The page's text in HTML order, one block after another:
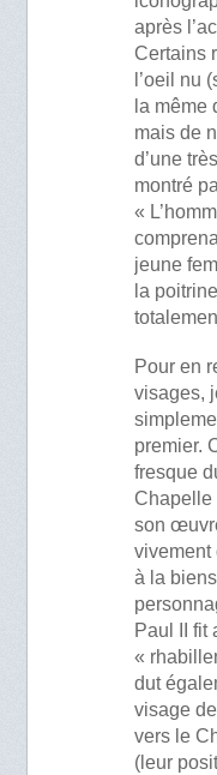
après
Certains
l’oeil nu
la même
mais de
d’une
montré
«
jeune
la
Pour en
visages,
premier.
fresque
Chapelle
son
vivement
à la
Paul II fit
«
dut
visage
vers le
(leur